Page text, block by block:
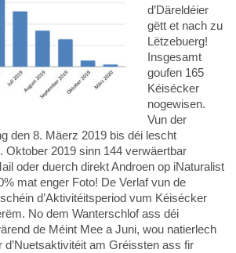
d’Däreldéier
gëtt et nach zu
Lëtzebuerg!
Insgesamt
goufen 165
Kéisécker
nogewisen.
Vun der
den 8. Mäerz 2019 bis déi lescht
Oktober 2019 sinn 144 verwäertbar
oder duerch direkt Androen op iNaturalist
mat enger Foto! De Verlaf vun de
d’Aktivitéitsperiod vum Kéisécker
No dem Wanterschlof ass déi
de Méint Mee a Juni, wou natierlech
d’Nuetsaktivitéit am Gréissten ass fir